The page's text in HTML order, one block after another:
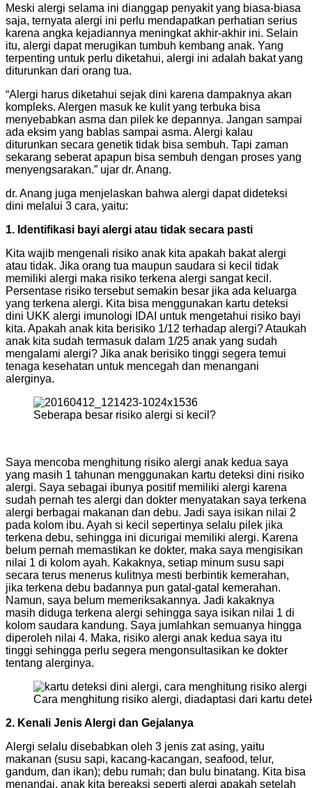
Meski alergi selama ini dianggap penyakit yang biasa-biasa
saja, ternyata alergi ini perlu mendapatkan perhatian serius
karena angka kejadiannya meningkat akhir-akhir ini. Selain
itu, alergi dapat merugikan tumbuh kembang anak. Yang
terpenting untuk perlu diketahui, alergi ini adalah bakat yang
diturunkan dari orang tua.
“Alergi harus diketahui sejak dini karena dampaknya akan
kompleks. Alergen masuk ke kulit yang terbuka bisa
menyebabkan asma dan pilek ke depannya. Jangan sampai
ada eksim yang bablas sampai asma. Alergi kalau
diturunkan secara genetik tidak bisa sembuh. Tapi zaman
sekarang seberat apapun bisa sembuh dengan proses yang
menyengsarakan.” ujar dr. Anang.
dr. Anang juga menjelaskan bahwa alergi dapat dideteksi
dini melalui 3 cara, yaitu:
1. Identifikasi bayi alergi atau tidak secara pasti
Kita wajib mengenali risiko anak kita apakah bakat alergi
atau tidak. Jika orang tua maupun saudara si kecil tidak
memiliki alergi maka risiko terkena alergi sangat kecil.
Persentase risiko tersebut semakin besar jika ada keluarga
yang terkena alergi. Kita bisa menggunakan kartu deteksi
dini UKK alergi imunologi IDAI untuk mengetahui risiko bayi
kita. Apakah anak kita berisiko 1/12 terhadap alergi? Ataukah
anak kita sudah termasuk dalam 1/25 anak yang sudah
mengalami alergi? Jika anak berisiko tinggi segera temui
tenaga kesehatan untuk mencegah dan menangani
alerginya.
Seberapa besar risiko alergi si kecil?
Saya mencoba menghitung risiko alergi anak kedua saya
yang masih 1 tahunan menggunakan kartu deteksi dini risiko
alergi. Saya sebagai ibunya positif memiliki alergi karena
sudah pernah tes alergi dan dokter menyatakan saya terkena
alergi berbagai makanan dan debu. Jadi saya isikan nilai 2
pada kolom ibu. Ayah si kecil sepertinya selalu pilek jika
terkena debu, sehingga ini dicurigai memiliki alergi. Karena
belum pernah memastikan ke dokter, maka saya mengisikan
nilai 1 di kolom ayah. Kakaknya, setiap minum susu sapi
secara terus menerus kulitnya mesti berbintik kemerahan,
jika terkena debu badannya pun gatal-gatal kemerahan.
Namun, saya belum memeriksakannya. Jadi kakaknya
masih diduga terkena alergi sehingga saya isikan nilai 1 di
kolom saudara kandung. Saya jumlahkan semuanya hingga
diperoleh nilai 4. Maka, risiko alergi anak kedua saya itu
tinggi sehingga perlu segera mengonsultasikan ke dokter
tentang alerginya.
Cara menghitung risiko alergi, diadaptasi dari kartu
2. Kenali Jenis Alergi dan Gejalanya
Alergi selalu disebabkan oleh 3 jenis zat asing, yaitu
makanan (susu sapi, kacang-kacangan, seafood, telur,
gandum, dan ikan); debu rumah; dan bulu binatang. Kita bisa
menandai, anak kita bereaksi seperti alergi apakah setelah